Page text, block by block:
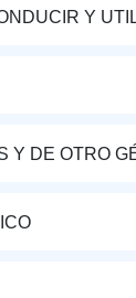
Y
Y DE OTRO